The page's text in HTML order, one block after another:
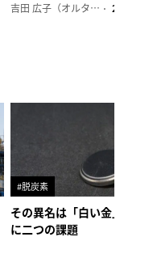
吉田 広子（オルタナ輪番編集長） 2026年6
#脱炭素
その異名は「白い金」、リ
に二つの課題